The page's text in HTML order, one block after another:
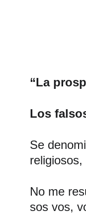
“La
Los
Se
No me
sos vos,